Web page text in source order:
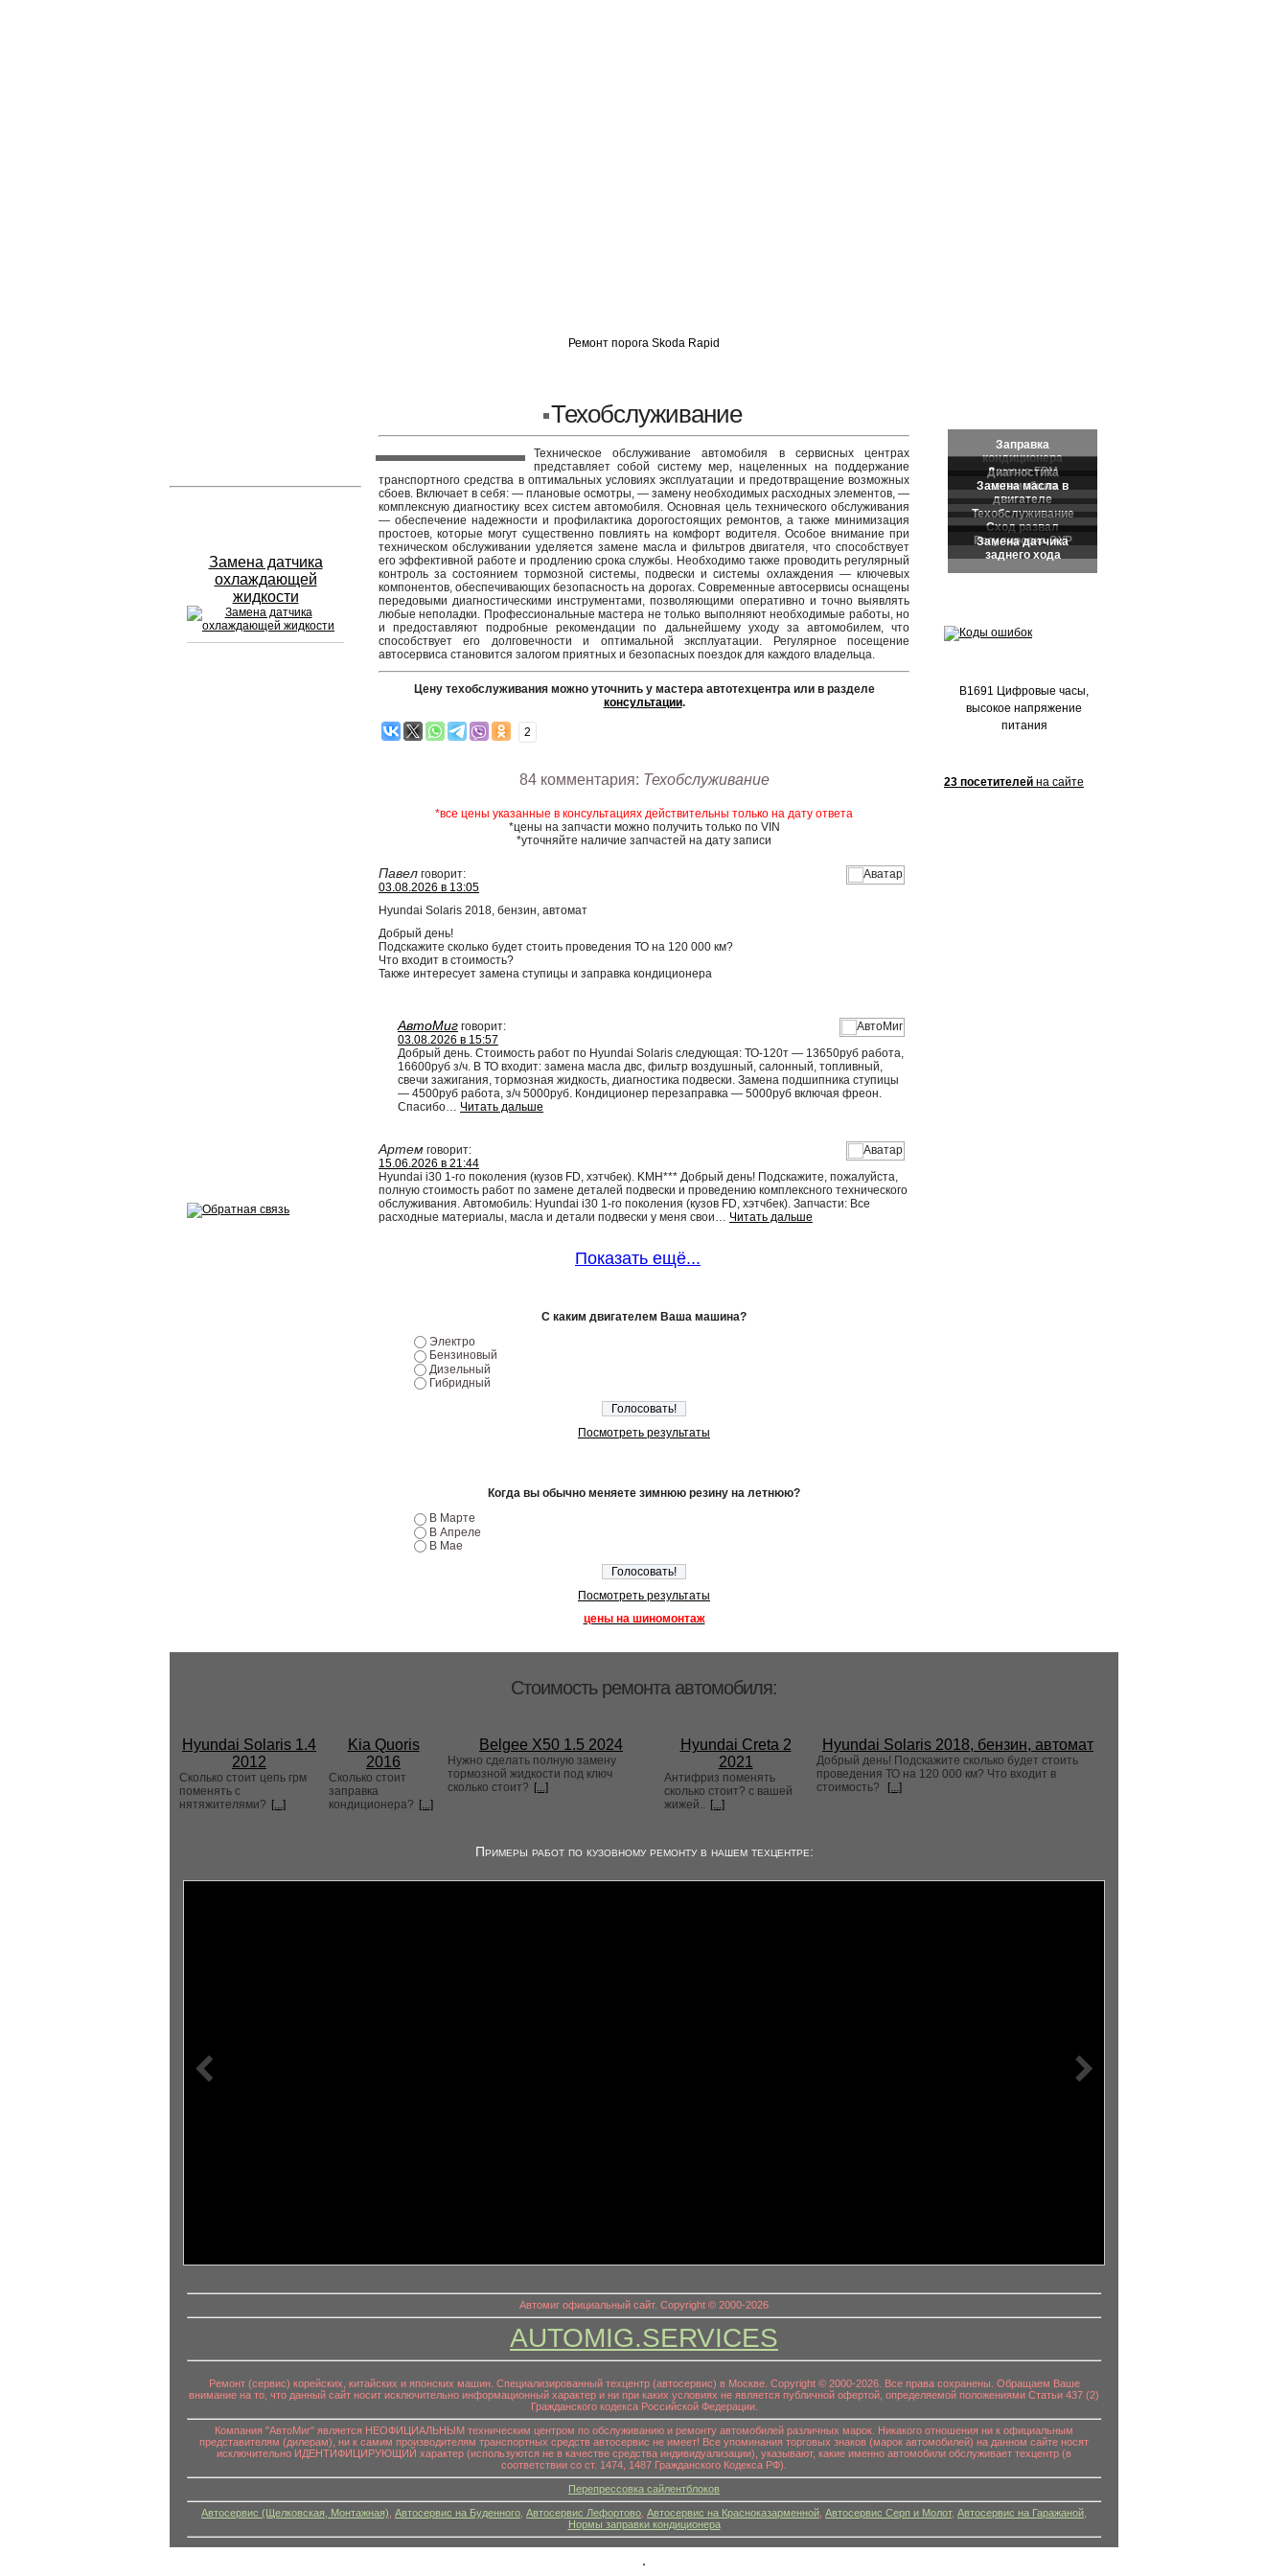
Замена датчика
охлаждающей
жидкости
Ремонт порога Skoda Rapid
Техобслуживание
Техническое обслуживание автомобиля в сервисных центрах
представляет собой систему мер, нацеленных на поддержание
транспортного средства в оптимальных условиях эксплуатации и предотвращение возможных
сбоев. Включает в себя: — плановые осмотры, — замену необходимых расходных элементов, —
комплексную диагностику всех систем автомобиля. Основная цель технического обслуживания
— обеспечение надежности и профилактика дорогостоящих ремонтов, а также минимизация
простоев, которые могут существенно повлиять на комфорт водителя. Особое внимание при
техническом обслуживании уделяется замене масла и фильтров двигателя, что способствует
его эффективной работе и продлению срока службы. Необходимо также проводить регулярный
контроль за состоянием тормозной системы, подвески и системы охлаждения — ключевых
компонентов, обеспечивающих безопасность на дорогах. Современные автосервисы оснащены
передовыми диагностическими инструментами, позволяющими оперативно и точно выявлять
любые неполадки. Профессиональные мастера не только выполняют необходимые работы, но
и предоставляют подробные рекомендации по дальнейшему уходу за автомобилем, что
способствует его долговечности и оптимальной эксплуатации. Регулярное посещение
автосервиса становится залогом приятных и безопасных поездок для каждого владельца.
Цену техобслуживания можно уточнить у мастера автотехцентра или в разделе
консультации.
2
84 комментария: Техобслуживание
*все цены указанные в консультациях действительны только на дату ответа
*цены на запчасти можно получить только по VIN
*уточняйте наличие запчастей на дату записи
Павел говорит:
03.08.2026 в 13:05
Hyundai Solaris 2018, бензин, автомат
Добрый день!
Подскажите сколько будет стоить проведения ТО на 120 000 км?
Что входит в стоимость?
Также интересует замена ступицы и заправка кондиционера
АвтоМиг говорит:
03.08.2026 в 15:57
Добрый день. Стоимость работ по Hyundai Solaris следующая: ТО-120т — 13650руб работа,
16600руб з/ч. В ТО входит: замена масла двс, фильтр воздушный, салонный, топливный,
свечи зажигания, тормозная жидкость, диагностика подвески. Замена подшипника ступицы
— 4500руб работа, з/ч 5000руб. Кондиционер перезаправка — 5000руб включая фреон.
Спасибо… Читать дальше
Артем говорит:
15.06.2026 в 21:44
Hyundai i30 1-го поколения (кузов FD, хэтчбек). KMH*** Добрый день! Подскажите, пожалуйста,
полную стоимость работ по замене деталей подвески и проведению комплексного технического
обслуживания. Автомобиль: Hyundai i30 1-го поколения (кузов FD, хэтчбек). Запчасти: Все
расходные материалы, масла и детали подвески у меня свои… Читать дальше
Показать ещё...
С каким двигателем Ваша машина?
Электро
Бензиновый
Дизельный
Гибридный
Посмотреть результаты
Когда вы обычно меняете зимнюю резину на летнюю?
В Марте
В Апреле
В Мае
Посмотреть результаты
цены на шиномонтаж
B1691 Цифровые часы,
высокое напряжение
питания
23 посетителей на сайте
Стоимость ремонта автомобиля:
Hyundai Solaris 1.4
2012
Сколько стоит цепь грм
поменять с
нятяжителями? [...]
Kia Quoris
2016
Сколько стоит
заправка
кондиционера? [...]
Belgee X50 1.5 2024
Нужно сделать полную замену
тормозной жидкости под ключ
сколько стоит? [...]
Hyundai Creta 2
2021
Антифриз поменять
сколько стоит? с вашей
жижей.. [...]
Hyundai Solaris 2018, бензин, автомат
Добрый день! Подскажите сколько будет стоить
проведения ТО на 120 000 км? Что входит в
стоимость?
[...]
Примеры работ по кузовному ремонту в нашем техцентре:
информационный контент
Автомиг официальный сайт. Copyright © 2000-2026
AUTOMIG.SERVICES
Ремонт (сервис) корейских, китайских и японских машин. Специализированный техцентр (автосервис) в Москве. Copyright © 2000-2026. Все права сохранены. Обращаем Ваше
внимание на то, что данный сайт носит исключительно информационный характер и ни при каких условиях не является публичной офертой, определяемой положениями Статьи 437 (2)
Гражданского кодекса Российской Федерации.
Компания "АвтоМиг" является НЕОФИЦИАЛЬНЫМ техническим центром по обслуживанию и ремонту автомобилей различных марок. Никакого отношения ни к официальным
представителям (дилерам), ни к самим производителям транспортных средств автосервис не имеет! Все упоминания торговых знаков (марок автомобилей) на данном сайте носят
исключительно ИДЕНТИФИЦИРУЮЩИЙ характер (используются не в качестве средства индивидуализации), указывают, какие именно автомобили обслуживает техцентр (в
соответствии со ст. 1474, 1487 Гражданского Кодекса РФ).
Перепрессовка сайлентблоков
Автосервис (Щелковская, Монтажная) Автосервис на Буденного Автосервис Лефортово Автосервис на Красноказарменной Автосервис Серп и Молот, Автосервис на Гаражаной
Нормы заправки кондиционера
.